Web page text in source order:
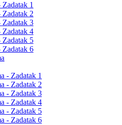
Zadatak 1
Zadatak 2
Zadatak 3
Zadatak 4
Zadatak 5
Zadatak 6
- Zadatak 1
- Zadatak 2
- Zadatak 3
- Zadatak 4
- Zadatak 5
- Zadatak 6